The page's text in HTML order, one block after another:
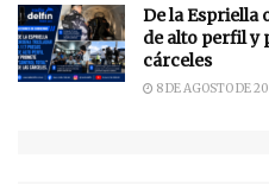
De la Espriella
de alto perfil y
cárceles
8 DE AGOSTO DE